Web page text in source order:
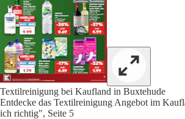
Textilreinigung bei Kaufland in Buxtehude
Entdecke das Textilreinigung Angebot im
ich richtig", Seite 5